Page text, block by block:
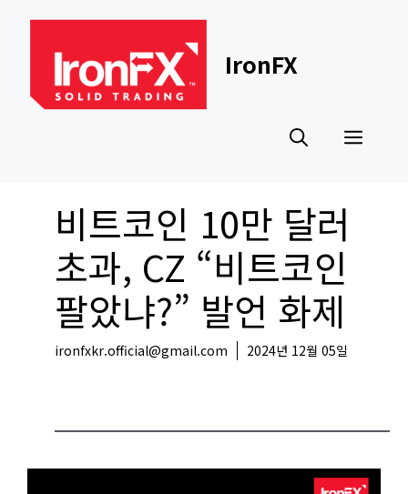
content
IronFX
비트코인 10만 달러
초과, CZ “비트코인
팔았냐?” 발언 화제
ironfxkr.official@gmail.com 2024년 12월 05일